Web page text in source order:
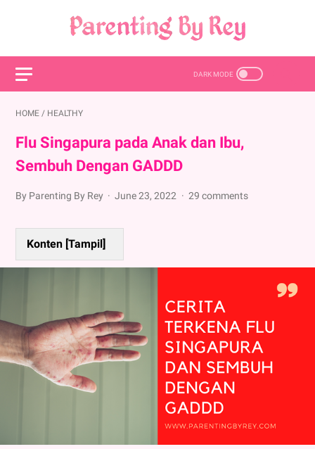
HOME / HEALTHY
Flu Singapura pada Anak dan Ibu,
Sembuh Dengan GADDD
By Parenting By Rey June 23, 2022 29 comments
Konten [Tampil]